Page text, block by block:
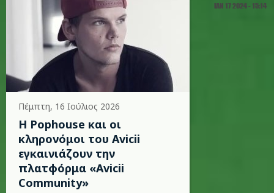
Πέμπτη, 16 Ιούλιος 2026
Η Pophouse και οι
κληρονόμοι του Avicii
εγκαινιάζουν την
πλατφόρμα «Avicii
Community»
ΙΑΝ 17 2024 - 15:14